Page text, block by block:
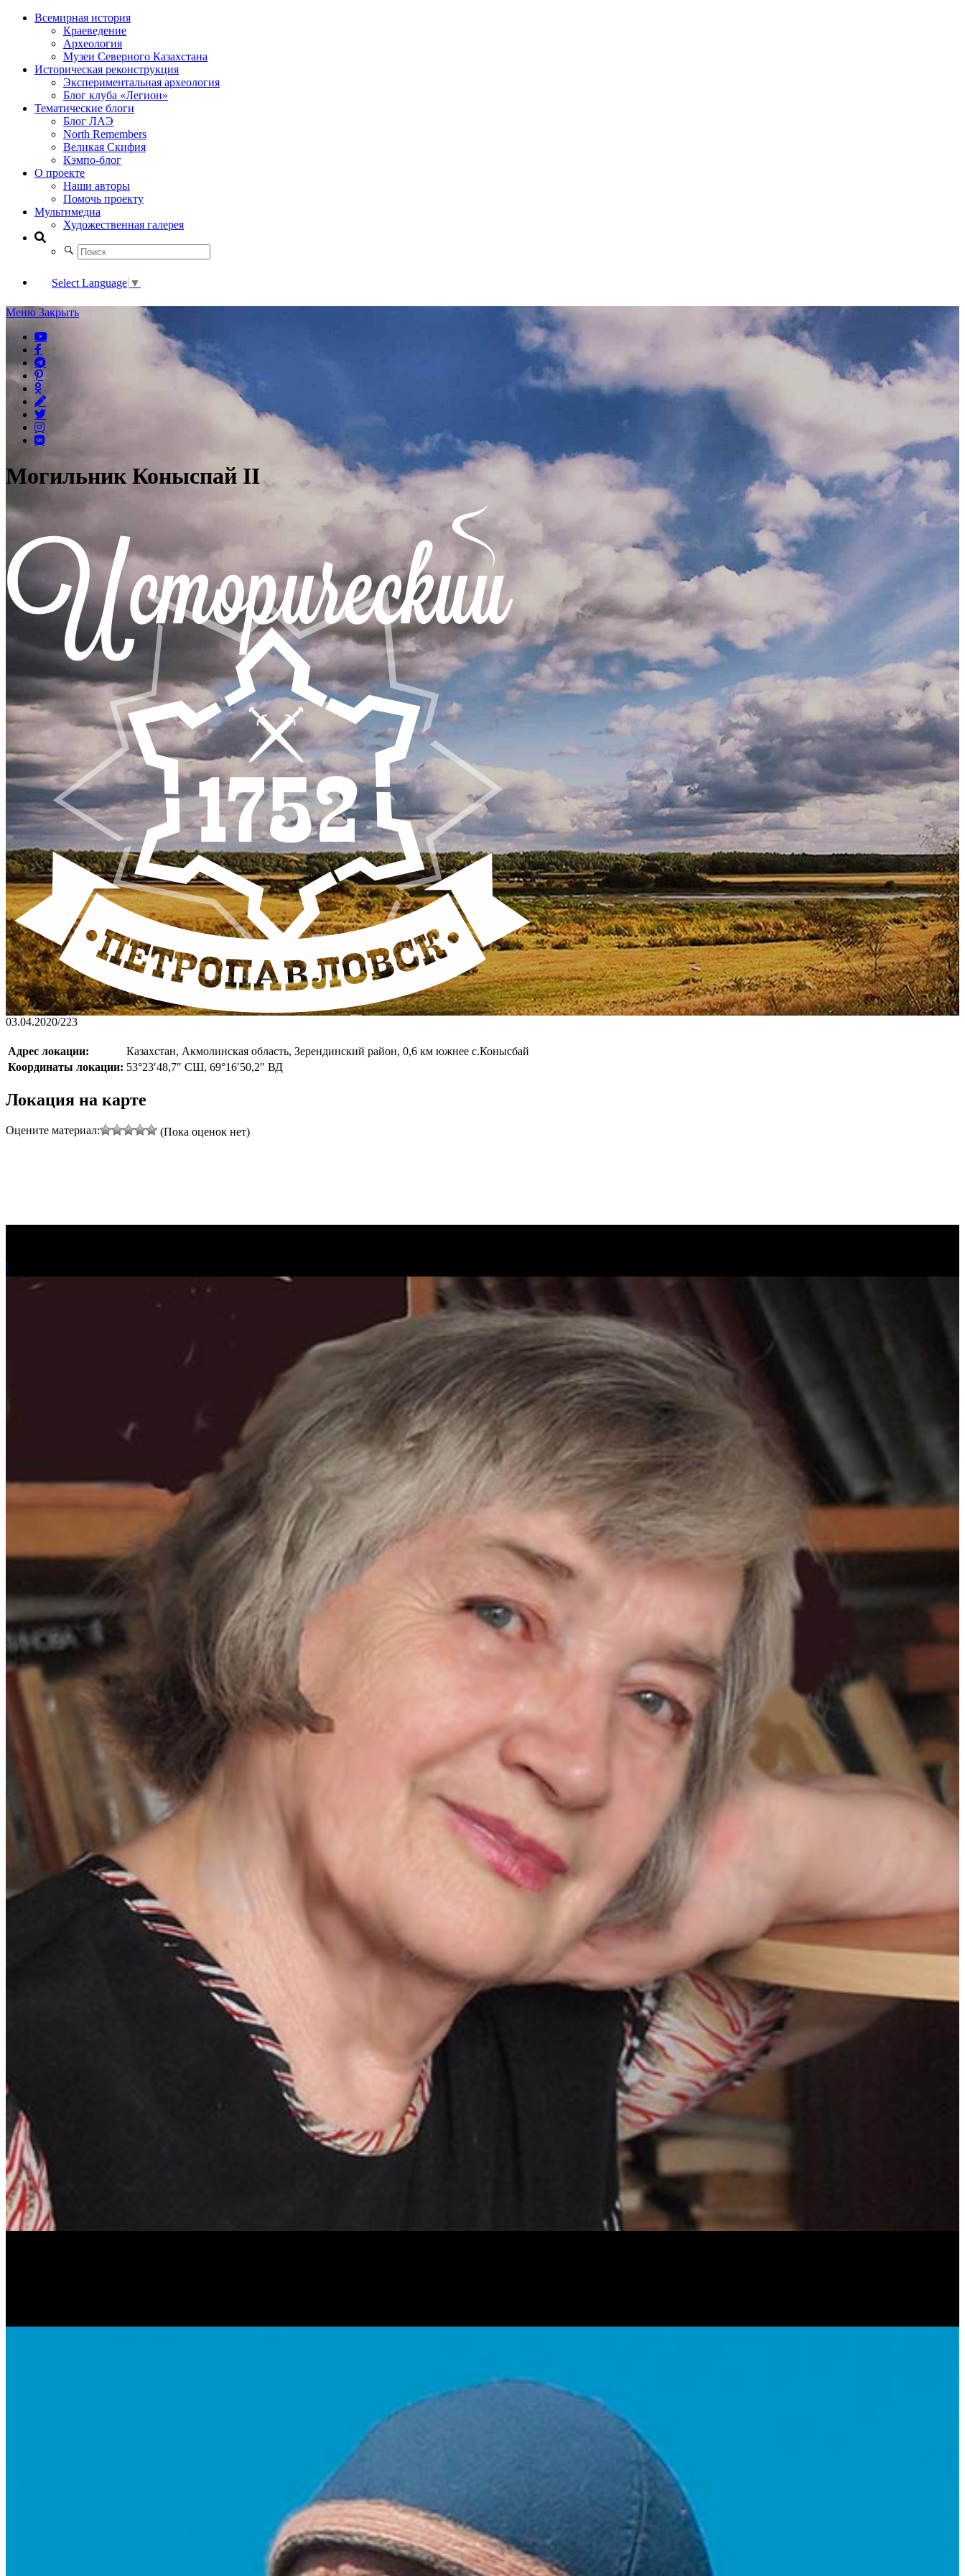
Всемирная история
Краеведение
Археология
Музеи Северного Казахстана
Историческая реконструкция
Экспериментальная археология
Блог клуба «Легион»
Тематические блоги
Блог ЛАЭ
North Remembers
Великая Скифия
Кэмпо-блог
О проекте
Наши авторы
Помочь проекту
Мультимедиа
Художественная галерея
Select Language ▼
Меню Закрыть
Могильник Коныспай II
03.04.2020/223
Адрес локации:
Казахстан, Акмолинская область, Зерендинский район, 0,6 км южнее с.Конысбай
Координаты локации: 53°23′48,7″ СШ, 69°16′50,2″ ВД
Локация на карте
Оцените материал:
(Пока оценок нет)
!